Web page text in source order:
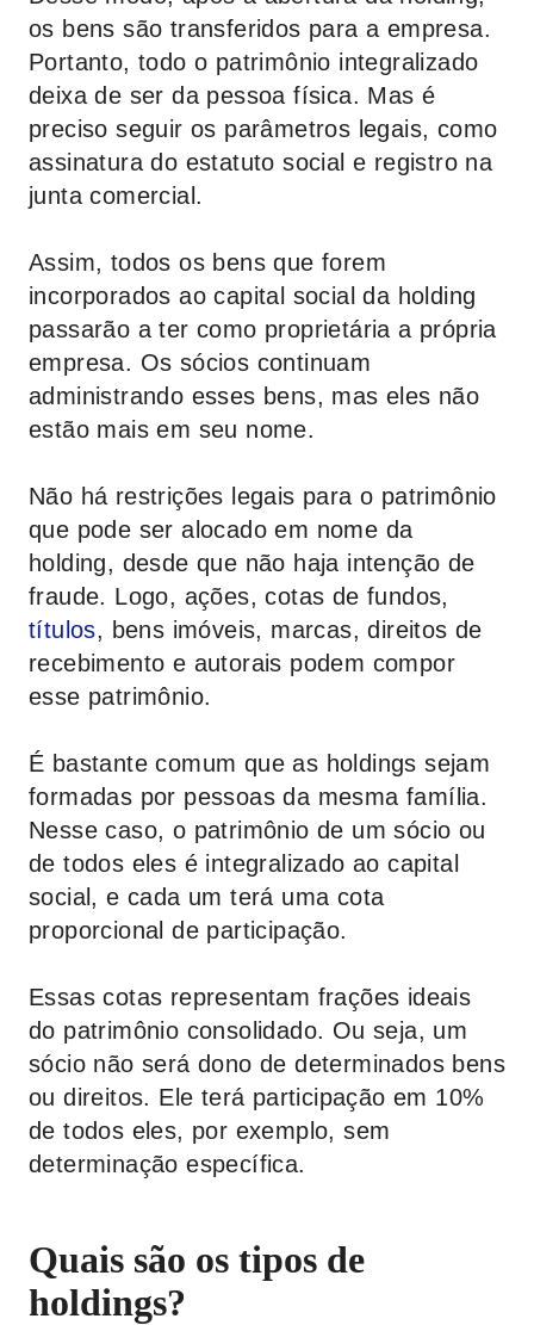
os bens são transferidos para a empresa.
Portanto, todo o patrimônio integralizado
deixa de ser da pessoa física. Mas é
preciso seguir os parâmetros legais, como
assinatura do estatuto social e registro na
junta comercial.
Assim, todos os bens que forem
incorporados ao capital social da holding
passarão a ter como proprietária a própria
empresa. Os sócios continuam
administrando esses bens, mas eles não
estão mais em seu nome.
Não há restrições legais para o patrimônio
que pode ser alocado em nome da
holding, desde que não haja intenção de
fraude. Logo, ações, cotas de fundos,
títulos, bens imóveis, marcas, direitos de
recebimento e autorais podem compor
esse patrimônio.
É bastante comum que as holdings sejam
formadas por pessoas da mesma família.
Nesse caso, o patrimônio de um sócio ou
de todos eles é integralizado ao capital
social, e cada um terá uma cota
proporcional de participação.
Essas cotas representam frações ideais
do patrimônio consolidado. Ou seja, um
sócio não será dono de determinados bens
ou direitos. Ele terá participação em 10%
de todos eles, por exemplo, sem
determinação específica.
Quais são os tipos de
holdings?